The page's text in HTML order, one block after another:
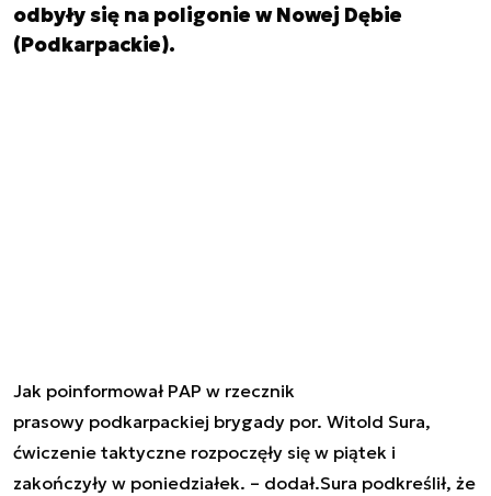
odbyły się na poligonie w Nowej Dębie
(Podkarpackie).
Jak poinformował PAP w rzecznik
prasowy podkarpackiej brygady por. Witold Sura,
ćwiczenie taktyczne rozpoczęły się w piątek i
zakończyły w poniedziałek. – dodał.Sura podkreślił, że